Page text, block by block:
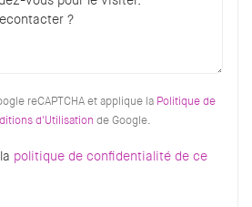
reCAPTCHA et applique la Politique de
d'Utilisation de Google.
politique de confidentialité de ce